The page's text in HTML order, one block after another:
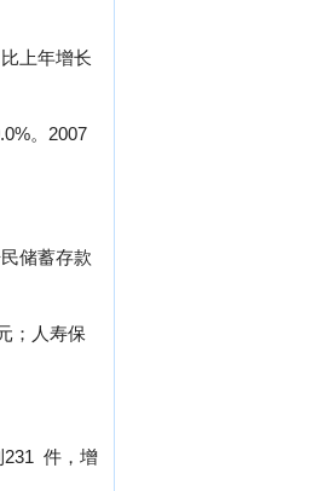
上年增长
。2007
储蓄存款
；人寿保
231 件，增